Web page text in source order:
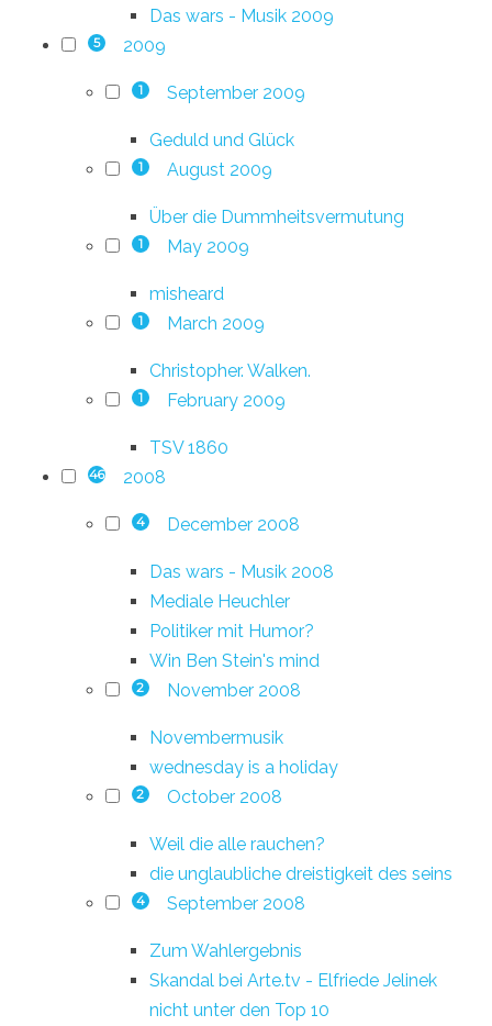
Das wars - Musik 2009
5 2009
1 September 2009
Geduld und Glück
1 August 2009
Über die Dummheitsvermutung
1 May 2009
misheard
1 March 2009
Christopher. Walken.
1 February 2009
TSV 1860
46 2008
4 December 2008
Das wars - Musik 2008
Mediale Heuchler
Politiker mit Humor?
Win Ben Stein's mind
2 November 2008
Novembermusik
wednesday is a holiday
2 October 2008
Weil die alle rauchen?
die unglaubliche dreistigkeit des seins
4 September 2008
Zum Wahlergebnis
Skandal bei Arte.tv - Elfriede Jelinek
nicht unter den Top 10